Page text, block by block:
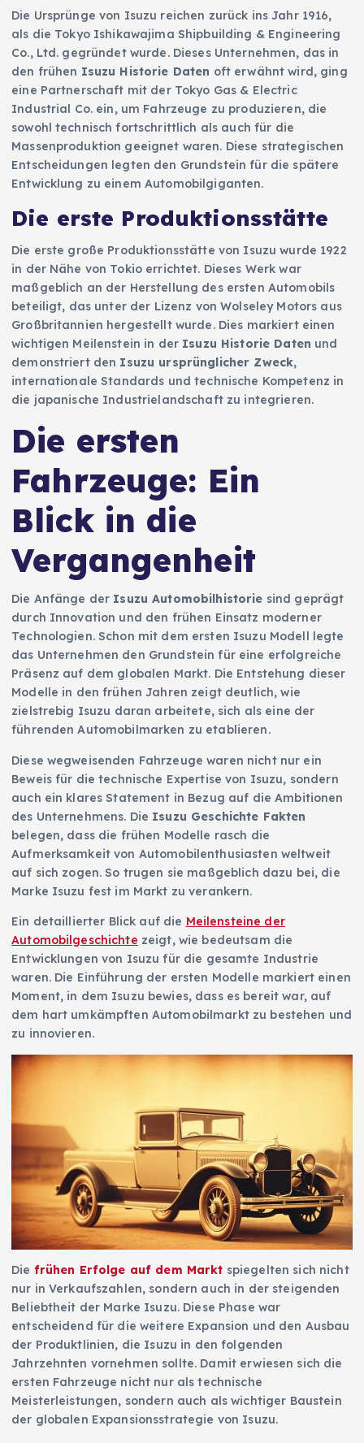
Die Ursprünge von Isuzu reichen zurück ins Jahr 1916,
als die Tokyo Ishikawajima Shipbuilding & Engineering
Co., Ltd. gegründet wurde. Dieses Unternehmen, das in
den frühen Isuzu Historie Daten oft erwähnt wird, ging
eine Partnerschaft mit der Tokyo Gas & Electric
Industrial Co. ein, um Fahrzeuge zu produzieren, die
sowohl technisch fortschrittlich als auch für die
Massenproduktion geeignet waren. Diese strategischen
Entscheidungen legten den Grundstein für die spätere
Entwicklung zu einem Automobilgiganten.
Die erste Produktionsstätte
Die erste große Produktionsstätte von Isuzu wurde 1922
in der Nähe von Tokio errichtet. Dieses Werk war
maßgeblich an der Herstellung des ersten Automobils
beteiligt, das unter der Lizenz von Wolseley Motors aus
Großbritannien hergestellt wurde. Dies markiert einen
wichtigen Meilenstein in der Isuzu Historie Daten und
demonstriert den Isuzu ursprünglicher Zweck,
internationale Standards und technische Kompetenz in
die japanische Industrielandschaft zu integrieren.
Die ersten
Fahrzeuge: Ein
Blick in die
Vergangenheit
Die Anfänge der Isuzu Automobilhistorie sind geprägt
durch Innovation und den frühen Einsatz moderner
Technologien. Schon mit dem ersten Isuzu Modell legte
das Unternehmen den Grundstein für eine erfolgreiche
Präsenz auf dem globalen Markt. Die Entstehung dieser
Modelle in den frühen Jahren zeigt deutlich, wie
zielstrebig Isuzu daran arbeitete, sich als eine der
führenden Automobilmarken zu etablieren.
Diese wegweisenden Fahrzeuge waren nicht nur ein
Beweis für die technische Expertise von Isuzu, sondern
auch ein klares Statement in Bezug auf die Ambitionen
des Unternehmens. Die Isuzu Geschichte Fakten
belegen, dass die frühen Modelle rasch die
Aufmerksamkeit von Automobilenthusiasten weltweit
auf sich zogen. So trugen sie maßgeblich dazu bei, die
Marke Isuzu fest im Markt zu verankern.
Ein detaillierter Blick auf die Meilensteine der
Automobilgeschichte zeigt, wie bedeutsam die
Entwicklungen von Isuzu für die gesamte Industrie
waren. Die Einführung der ersten Modelle markiert einen
Moment, in dem Isuzu bewies, dass es bereit war, auf
dem hart umkämpften Automobilmarkt zu bestehen und
zu innovieren.
Die frühen Erfolge auf dem Markt spiegelten sich nicht
nur in Verkaufszahlen, sondern auch in der steigenden
Beliebtheit der Marke Isuzu. Diese Phase war
entscheidend für die weitere Expansion und den Ausbau
der Produktlinien, die Isuzu in den folgenden
Jahrzehnten vornehmen sollte. Damit erwiesen sich die
ersten Fahrzeuge nicht nur als technische
Meisterleistungen, sondern auch als wichtiger Baustein
der globalen Expansionsstrategie von Isuzu.